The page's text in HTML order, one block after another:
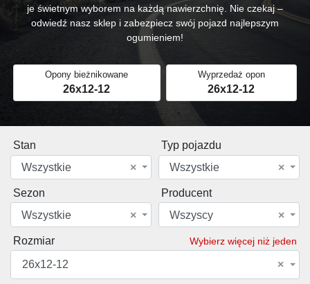
je świetnym wyborem na każdą nawierzchnię. Nie czekaj –
odwiedź nasz sklep i zabezpiecz swój pojazd najlepszym
ogumieniem!
Opony bieżnikowane
26x12-12
Wyprzedaż opon
26x12-12
Stan
×
Wszystkie
Typ pojazdu
×
Wszystkie
Sezon
×
Wszystkie
Producent
×
Wszyscy
Rozmiar Wybierz więcej niż jeden
×
26x12-12